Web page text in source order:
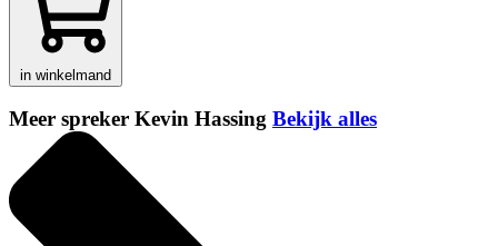
in winkelmand
Meer spreker Kevin Hassing Bekijk alles